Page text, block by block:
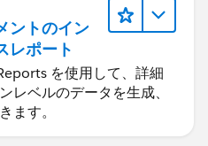
ントのイン
レポート
を使用して、詳細
レベルのデータを生成、
ます。